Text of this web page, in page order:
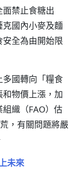
禁止食糖出
克國內小麥及麵
全為由開始限
國轉向「糧食
物價上漲，加
織（FAO）估
，有關問題將嚴
未來